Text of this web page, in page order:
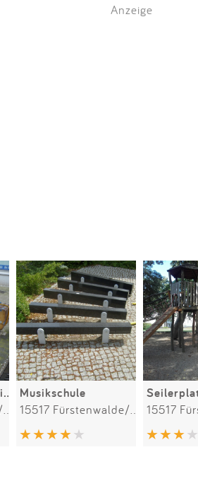
Anzeige
Spielpunkt Wackelkisten Musikschule